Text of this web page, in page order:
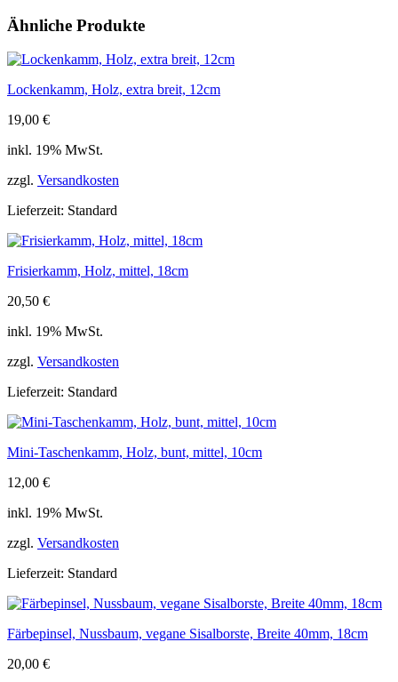
Menge
Ähnliche Produkte
Lockenkamm, Holz, extra breit, 12cm
19,00 €
inkl. 19% MwSt.
zzgl. Versandkosten
Lieferzeit: Standard
Frisierkamm, Holz, mittel, 18cm
20,50 €
inkl. 19% MwSt.
zzgl. Versandkosten
Lieferzeit: Standard
Mini-Taschenkamm, Holz, bunt, mittel, 10cm
12,00 €
inkl. 19% MwSt.
zzgl. Versandkosten
Lieferzeit: Standard
Färbepinsel, Nussbaum, vegane Sisalborste, Breite 40mm, 18cm
20,00 €